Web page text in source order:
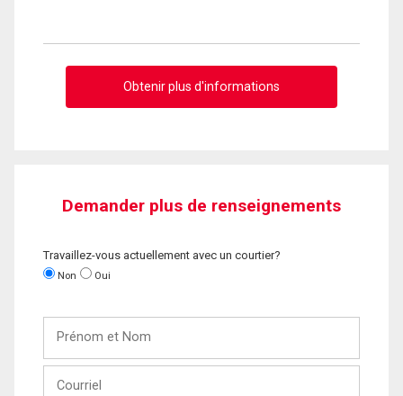
Obtenir plus d'informations
Demander plus de renseignements
Travaillez-vous actuellement avec un courtier?
Non Oui
Nom